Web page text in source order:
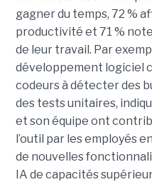
gagner du temps, 72 %
productivité et 71 %
de leur travail. Par
développement logiciel
codeurs à détecter des
des tests unitaires,
et son équipe ont
l’outil par les employés
de nouvelles
IA de capacités